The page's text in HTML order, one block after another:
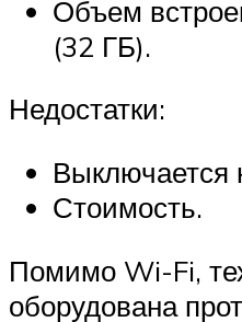
Объем
(32 ГБ).
Недостатки:
Выключается
Стоимость.
Помимо Wi-Fi,
оборудована